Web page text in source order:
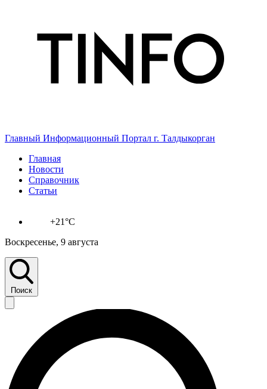
Главный Информационный Портал г. Талдыкорган
Главная
Новости
Справочник
Статьи
+21°C
Воскресенье, 9 августа
Поиск